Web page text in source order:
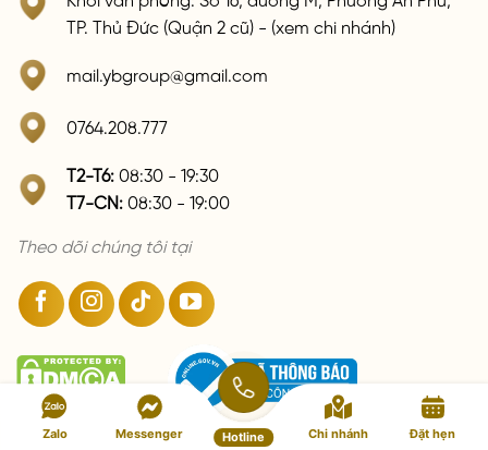
TP. Thủ Đức (Quận 2 cũ) - (xem chi nhánh)
mail.ybgroup@gmail.com
0764.208.777
T2-T6: 08:30 - 19:30
T7-CN: 08:30 - 19:00
Theo dõi chúng tôi tại
Zalo Messenger Hotline Chi nhánh Đặt hẹn